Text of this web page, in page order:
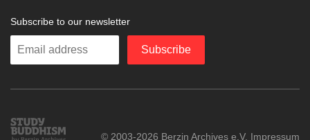
Subscribe to our newsletter
Enter
Subscribe
Study
Buddhism
© 2003-2026 Berzin Archives e.V. Impressum